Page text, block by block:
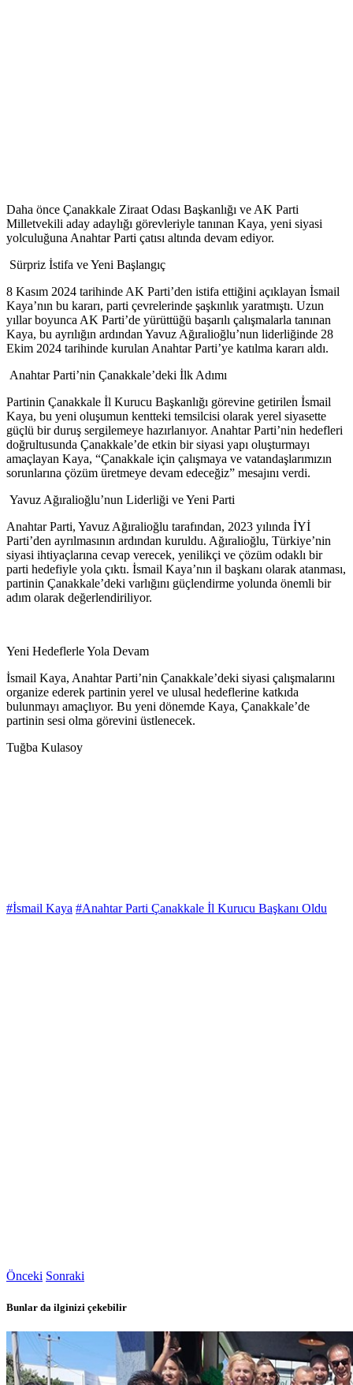
Daha önce Çanakkale Ziraat Odası Başkanlığı ve AK Parti
Milletvekili aday adaylığı görevleriyle tanınan Kaya, yeni siyasi
yolculuğuna Anahtar Parti çatısı altında devam ediyor.
Sürpriz İstifa ve Yeni Başlangıç
8 Kasım 2024 tarihinde AK Parti’den istifa ettiğini açıklayan İsmail
Kaya’nın bu kararı, parti çevrelerinde şaşkınlık yaratmıştı. Uzun
yıllar boyunca AK Parti’de yürüttüğü başarılı çalışmalarla tanınan
Kaya, bu ayrılığın ardından Yavuz Ağıralioğlu’nun liderliğinde 28
Ekim 2024 tarihinde kurulan Anahtar Parti’ye katılma kararı aldı.
Anahtar Parti’nin Çanakkale’deki İlk Adımı
Partinin Çanakkale İl Kurucu Başkanlığı görevine getirilen İsmail
Kaya, bu yeni oluşumun kentteki temsilcisi olarak yerel siyasette
güçlü bir duruş sergilemeye hazırlanıyor. Anahtar Parti’nin hedefleri
doğrultusunda Çanakkale’de etkin bir siyasi yapı oluşturmayı
amaçlayan Kaya, “Çanakkale için çalışmaya ve vatandaşlarımızın
sorunlarına çözüm üretmeye devam edeceğiz” mesajını verdi.
Yavuz Ağıralioğlu’nun Liderliği ve Yeni Parti
Anahtar Parti, Yavuz Ağıralioğlu tarafından, 2023 yılında İYİ
Parti’den ayrılmasının ardından kuruldu. Ağıralioğlu, Türkiye’nin
siyasi ihtiyaçlarına cevap verecek, yenilikçi ve çözüm odaklı bir
parti hedefiyle yola çıktı. İsmail Kaya’nın il başkanı olarak atanması,
partinin Çanakkale’deki varlığını güçlendirme yolunda önemli bir
adım olarak değerlendiriliyor.
Yeni Hedeflerle Yola Devam
İsmail Kaya, Anahtar Parti’nin Çanakkale’deki siyasi çalışmalarını
organize ederek partinin yerel ve ulusal hedeflerine katkıda
bulunmayı amaçlıyor. Bu yeni dönemde Kaya, Çanakkale’de
partinin sesi olma görevini üstlenecek.
Tuğba Kulasoy
#İsmail Kaya #Anahtar Parti Çanakkale İl Kurucu Başkanı Oldu
Önceki Sonraki
Bunlar da ilginizi çekebilir